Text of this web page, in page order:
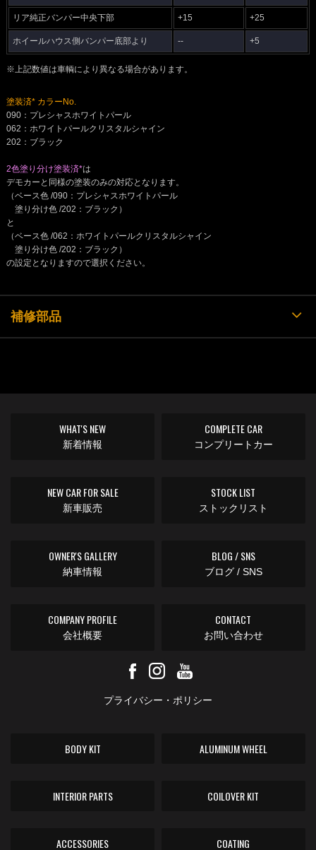
リア純正バンパー中央下部 +15 +25
ホイールハウス側バンパー底部より -- +5
※上記数値は車輌により異なる場合があります。
塗装済* カラーNo.
090：プレシャスホワイトパール
062：ホワイトパールクリスタルシャイン
202：ブラック
2色塗り分け塗装済*は
デモカーと同様の塗装のみの対応となります。
（ベース色 /090：プレシャスホワイトパール
塗り分け色 /202：ブラック）
と
（ベース色 /062：ホワイトパールクリスタルシャイン
塗り分け色 /202：ブラック）
の設定となりますので選択ください。
補修部品
WHAT'S NEW
新着情報
COMPLETE CAR
コンプリートカー
NEW CAR FOR SALE
新車販売
STOCK LIST
ストックリスト
OWNER'S GALLERY
納車情報
BLOG / SNS
ブログ / SNS
COMPANY PROFILE
会社概要
CONTACT
お問い合わせ
プライバシー・ポリシー
BODY KIT ALUMINUM WHEEL
INTERIOR PARTS COILOVER KIT
ACCESSORIES COATING